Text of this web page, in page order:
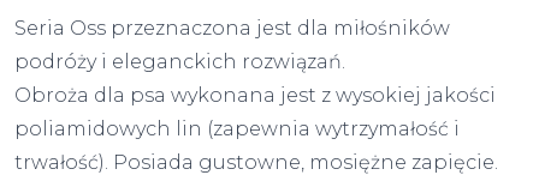
Seria Oss przeznaczona jest dla miłośników
podróży i eleganckich rozwiązań.
Obroża dla psa wykonana jest z wysokiej jakości
poliamidowych lin (zapewnia wytrzymałość i
trwałość). Posiada gustowne, mosiężne zapięcie.